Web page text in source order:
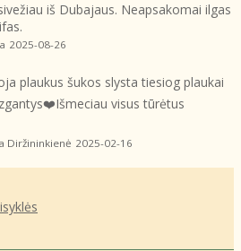
iš Dubajaus. Neapsakomai ilgas
2025-08-26
plaukus šukos slysta tiesiog plaukai
visus tūrėtus
Diržininkienė 2025-02-16